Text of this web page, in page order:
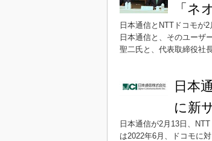
「ネ
日本通信とNTTドコモが
日本通信と、そのユーザ
聖二氏と、代表取締役社
日本
に新
日本通信が2月13日、
は2022年6月、ドコモに